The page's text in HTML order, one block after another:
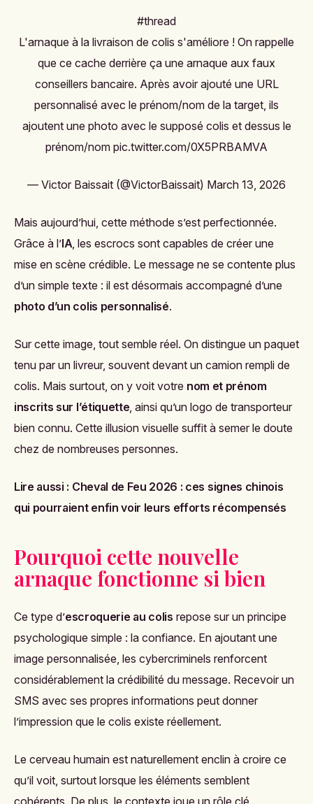
#thread
L'arnaque à la livraison de colis s'améliore ! On rappelle
que ce cache derrière ça une arnaque aux faux
conseillers bancaire. Après avoir ajouté une URL
personnalisé avec le prénom/nom de la target, ils
ajoutent une photo avec le supposé colis et dessus le
prénom/nom pic.twitter.com/0X5PRBAMVA
— Victor Baissait (@VictorBaissait) March 13, 2026
Mais aujourd’hui, cette méthode s’est perfectionnée.
Grâce à l’IA , les escrocs sont capables de créer une
mise en scène crédible. Le message ne se contente plus
d’un simple texte : il est désormais accompagné d’une
photo d’un colis personnalisé.
Sur cette image, tout semble réel. On distingue un paquet
tenu par un livreur, souvent devant un camion rempli de
colis. Mais surtout, on y voit votre nom et prénom
inscrits sur l’étiquette , ainsi qu’un logo de transporteur
bien connu. Cette illusion visuelle suffit à semer le doute
chez de nombreuses personnes.
Lire aussi : Cheval de Feu 2026 : ces signes chinois
qui pourraient enfin voir leurs efforts récompensés
Pourquoi cette nouvelle
arnaque fonctionne si bien
Ce type d’escroquerie au colis repose sur un principe
psychologique simple : la confiance. En ajoutant une
image personnalisée, les cybercriminels renforcent
considérablement la crédibilité du message. Recevoir un
SMS avec ses propres informations peut donner
l’impression que le colis existe réellement.
Le cerveau humain est naturellement enclin à croire ce
qu’il voit, surtout lorsque les éléments semblent
cohérents. De plus, le contexte joue un rôle clé.